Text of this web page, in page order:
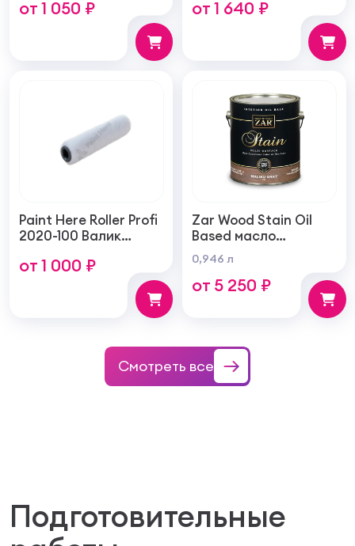
щетиной плоская
от 1 050 ₽
тонкую гладкую
структуру покрытия
от 1 640 ₽
Paint Here Roller Profi
2020-100 Валик
тонкую гладкую
структуру покрытия
от 1 000 ₽
Zar Wood Stain Oil
Based масло
тонирующая по
дереву
0,946 л
от 5 250 ₽
Смотреть все
Подготовительные